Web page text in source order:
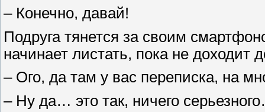
– Конечно, давай!
Подруга тянется за своим
начинает листать, пока не доходит
– Ого, да там у вас переписка, на
– Ну да… это так, ничего